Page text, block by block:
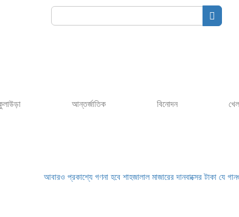
Search
আন্তর্জাতিক বিনোদন
আবারও প্রকাশ্যে গণনা হবে শাহজালাল মাজারের দানবাক্সের টাকাযে গানগুলো আজও